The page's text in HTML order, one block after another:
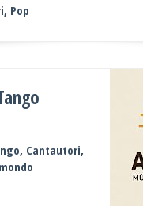
Pop
Cantautori,